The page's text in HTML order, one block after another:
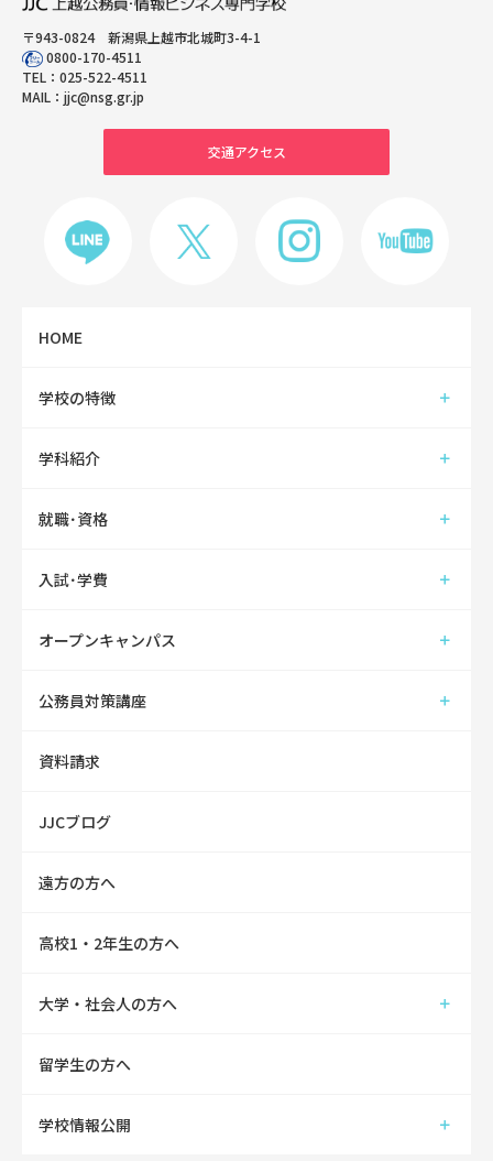
〒943-0824 新潟県上越市北城町3-4-1
0800-170-4511
TEL： 025-522-4511
MAIL： jjc@nsg.gr.jp
交通アクセス
HOME
学校の特徴
学科紹介
就職･資格
入試･学費
オープンキャンパス
公務員対策講座
資料請求
JJCブログ
遠方の方へ
高校1・2年生の方へ
大学・社会人の方へ
留学生の方へ
学校情報公開